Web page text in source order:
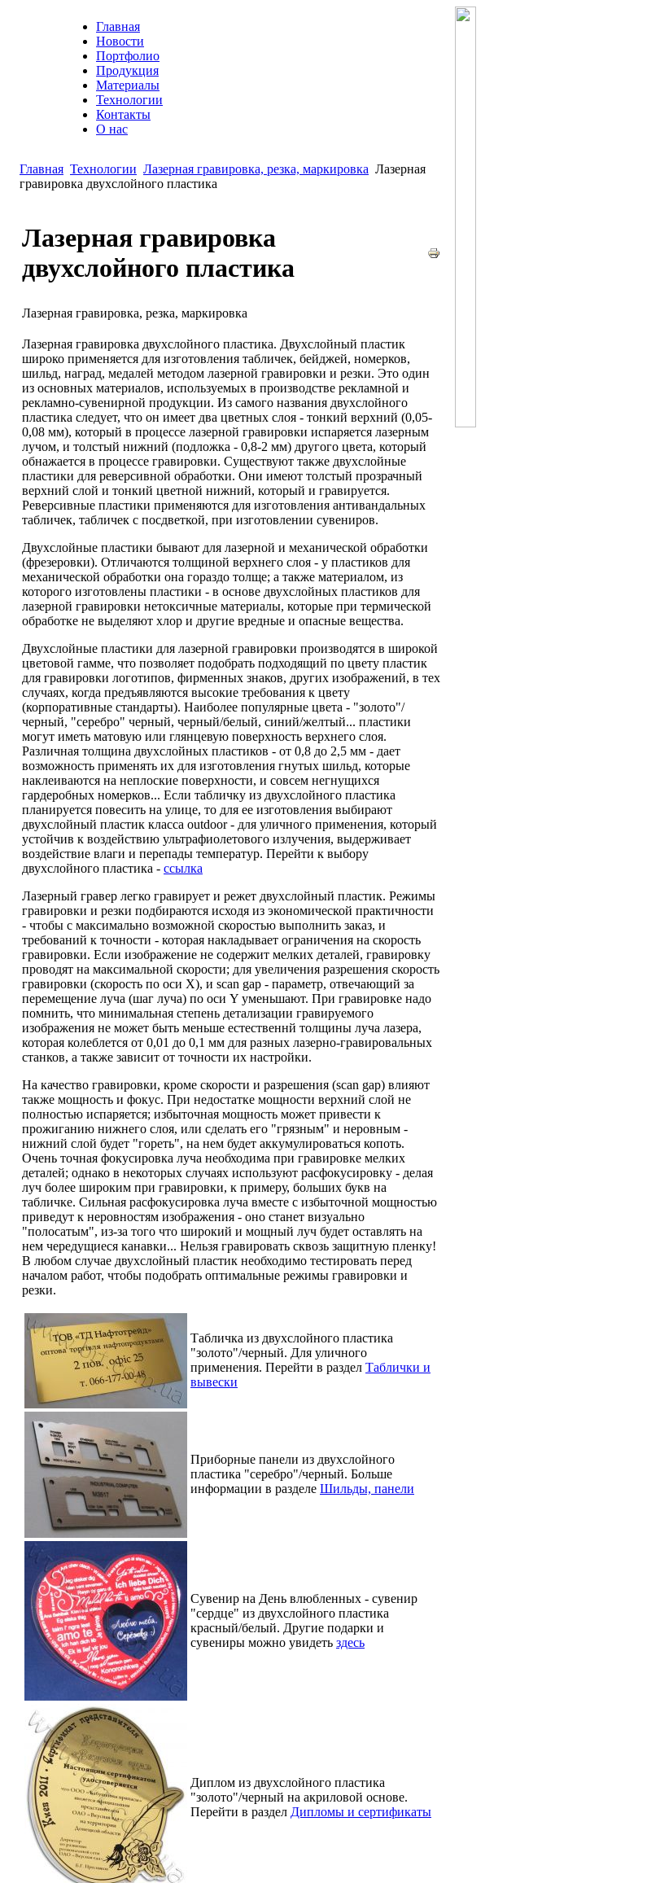
Главная
Новости
Портфолио
Продукция
Материалы
Технологии
Контакты
О нас
Главная Технологии Лазерная гравировка, резка, маркировка Лазерная
гравировка двухслойного пластика
Лазерная гравировка
двухслойного пластика
Лазерная гравировка, резка, маркировка
Лазерная гравировка двухслойного пластика. Двухслойный пластик
широко применяется для изготовления табличек, бейджей, номерков,
шильд, наград, медалей методом лазерной гравировки и резки. Это один
из основных материалов, используемых в производстве рекламной и
рекламно-сувенирной продукции. Из самого названия двухслойного
пластика следует, что он имеет два цветных слоя - тонкий верхний (0,05-
0,08 мм), который в процессе лазерной гравировки испаряется лазерным
лучом, и толстый нижний (подложка - 0,8-2 мм) другого цвета, который
обнажается в процессе гравировки. Существуют также двухслойные
пластики для реверсивной обработки. Они имеют толстый прозрачный
верхний слой и тонкий цветной нижний, который и гравируется.
Реверсивные пластики применяются для изготовления антивандальных
табличек, табличек с посдветкой, при изготовлении сувениров.
Двухслойные пластики бывают для лазерной и механической обработки
(фрезеровки). Отличаются толщиной верхнего слоя - у пластиков для
механической обработки она гораздо толще; а также материалом, из
которого изготовлены пластики - в основе двухслойных пластиков для
лазерной гравировки нетоксичные материалы, которые при термической
обработке не выделяют хлор и другие вредные и опасные вещества.
Двухслойные пластики для лазерной гравировки производятся в широкой
цветовой гамме, что позволяет подобрать подходящий по цвету пластик
для гравировки логотипов, фирменных знаков, других изображений, в тех
случаях, когда предъявляются высокие требования к цвету
(корпоративные стандарты). Наиболее популярные цвета - "золото"/
черный, "серебро" черный, черный/белый, синий/желтый... пластики
могут иметь матовую или глянцевую поверхность верхнего слоя.
Различная толщина двухслойных пластиков - от 0,8 до 2,5 мм - дает
возможность применять их для изготовления гнутых шильд, которые
наклеиваются на неплоские поверхности, и совсем негнущихся
гардеробных номерков... Если табличку из двухслойного пластика
планируется повесить на улице, то для ее изготовления выбирают
двухслойный пластик класса outdoor - для уличного применения, который
устойчив к воздействию ультрафиолетового излучения, выдерживает
воздействие влаги и перепады температур. Перейти к выбору
двухслойного пластика - ссылка
Лазерный гравер легко гравирует и режет двухслойный пластик. Режимы
гравировки и резки подбираются исходя из экономической практичности
- чтобы с максимально возможной скоростью выполнить заказ, и
требований к точности - которая накладывает ограничения на скорость
гравировки. Если изображение не содержит мелких деталей, гравировку
проводят на максимальной скорости; для увеличения разрешения скорость
гравировки (скорость по оси Х), и scan gap - параметр, отвечающий за
перемещение луча (шаг луча) по оси Y уменьшают. При гравировке надо
помнить, что минимальная степень детализации гравируемого
изображения не может быть меньше естественнй толщины луча лазера,
которая колеблется от 0,01 до 0,1 мм для разных лазерно-гравировальных
станков, а также зависит от точности их настройки.
На качество гравировки, кроме скорости и разрешения (scan gap) влияют
также мощность и фокус. При недостатке мощности верхний слой не
полностью испаряется; избыточная мощность может привести к
прожиганию нижнего слоя, или сделать его "грязным" и неровным -
нижний слой будет "гореть", на нем будет аккумулироваться копоть.
Очень точная фокусировка луча необходима при гравировке мелких
деталей; однако в некоторых случаях используют расфокусировку - делая
луч более широким при гравировки, к примеру, больших букв на
табличке. Сильная расфокусировка луча вместе с избыточной мощностью
приведут к неровностям изображения - оно станет визуально
"полосатым", из-за того что широкий и мощный луч будет оставлять на
нем чередущиеся канавки... Нельзя гравировать сквозь защитную пленку!
В любом случае двухслойный пластик необходимо тестировать перед
началом работ, чтобы подобрать оптимальные режимы гравировки и
резки.
Табличка из двухслойного пластика
"золото"/черный. Для уличного
применения. Перейти в раздел Таблички и
вывески
Приборные панели из двухслойного
пластика "серебро"/черный. Больше
информации в разделе Шильды, панели
Сувенир на День влюбленных - сувенир
"сердце" из двухслойного пластика
красный/белый. Другие подарки и
сувениры можно увидеть здесь
Диплом из двухслойного пластика
"золото"/черный на акриловой основе.
Перейти в раздел Дипломы и сертификаты